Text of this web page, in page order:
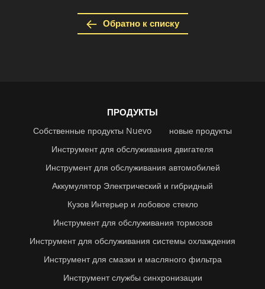
Обратно к списку
ПРОДУКТЫ
Собственные продукты Nuevo
новые продукты
Инструмент для обслуживания двигателя
Инструмент для обслуживания автомобилей
Аккумулятор Электрический и гибридный
Кузов Интерьер и лобовое стекло
Инструмент для обслуживания тормозов
Инструмент для обслуживания системы охлаждения
Инструмент для смазки и масляного фильтра
Инструмент службы синхронизации